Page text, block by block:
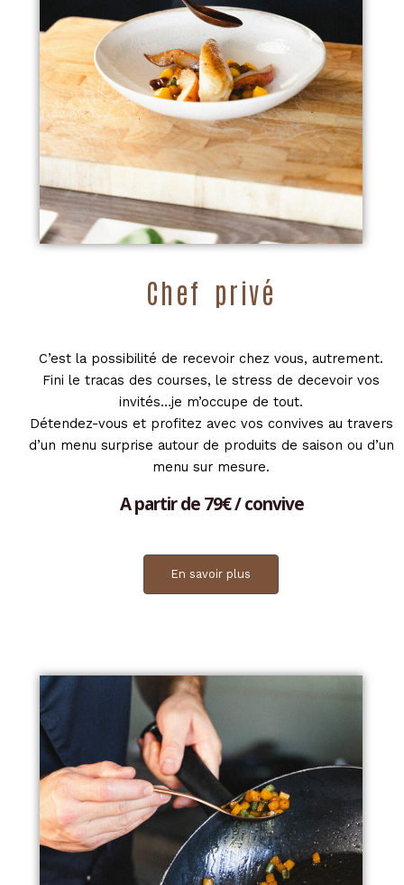
Chef privé
C’est la possibilité de recevoir chez vous, autrement.
Fini le tracas des courses, le stress de decevoir vos
invités…je m’occupe de tout.
Détendez-vous et profitez avec vos convives au travers
d’un menu surprise autour de produits de saison ou d’un
menu sur mesure.
A partir de 79€ / convive
En savoir plus